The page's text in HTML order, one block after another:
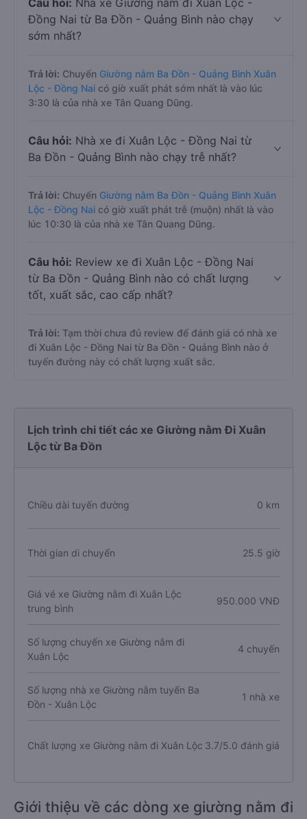
Câu hỏi: Nhà xe Giường nằm đi Xuân Lộc -
Đồng Nai từ Ba Đồn - Quảng Bình nào chạy
sớm nhất?
Trả lời: Chuyến Giường nằm Ba Đồn - Quảng Bình Xuân
Lộc - Đồng Nai có giờ xuất phát sớm nhất là vào lúc
3:30 là của nhà xe Tân Quang Dũng.
Câu hỏi: Nhà xe đi Xuân Lộc - Đồng Nai từ
Ba Đồn - Quảng Bình nào chạy trễ nhất?
Trả lời: Chuyến Giường nằm Ba Đồn - Quảng Bình Xuân
Lộc - Đồng Nai có giờ xuất phát trễ (muộn) nhất là vào
lúc 10:30 là của nhà xe Tân Quang Dũng.
Câu hỏi: Review xe đi Xuân Lộc - Đồng Nai
từ Ba Đồn - Quảng Bình nào có chất lượng
tốt, xuất sắc, cao cấp nhất?
Trả lời: Tạm thời chưa đủ review để đánh giá có nhà xe
đi Xuân Lộc - Đồng Nai từ Ba Đồn - Quảng Bình nào ở
tuyến đường này có chất lượng xuất sắc.
Lịch trình chi tiết các xe Giường nằm Đi Xuân
Lộc từ Ba Đồn
Chiều dài tuyến đường 0 km
Thời gian di chuyển 25.5 giờ
Giá vé xe Giường nằm đi Xuân Lộc
trung bình
950.000 VNĐ
Số lượng chuyến xe Giường nằm đi
Xuân Lộc
4 chuyến
Số lượng nhà xe Giường nằm tuyến Ba
Đồn - Xuân Lộc
1 nhà xe
Chất lượng xe Giường nằm đi Xuân Lộc 3.7/5.0 đánh giá
Giới thiệu về các dòng xe giường nằm đi